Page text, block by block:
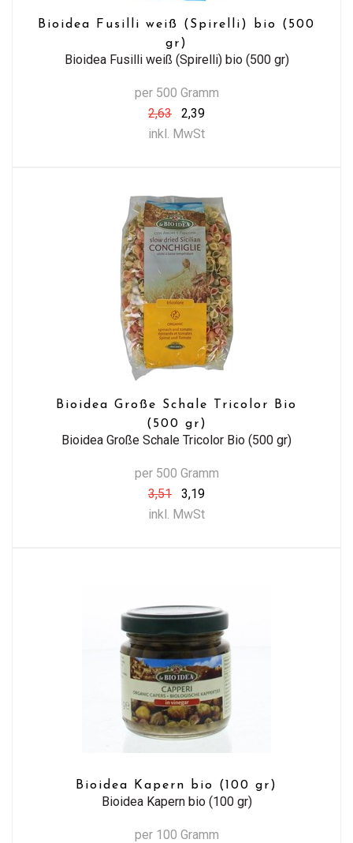
Bioidea Fusilli weiß (Spirelli) bio (500
gr)
Bioidea Fusilli weiß (Spirelli) bio (500 gr)
per 500 Gramm
2,63
2,39
inkl. MwSt
Bioidea Große Schale Tricolor Bio
(500 gr)
Bioidea Große Schale Tricolor Bio (500 gr)
per 500 Gramm
3,51
3,19
inkl. MwSt
Bioidea Kapern bio (100 gr)
Bioidea Kapern bio (100 gr)
per 100 Gramm